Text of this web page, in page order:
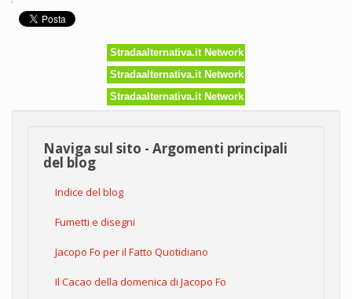
Stradaalternativa.it Network
Stradaalternativa.it Network
Stradaalternativa.it Network
Naviga sul sito - Argomenti principali
del blog
Indice del blog
Fumetti e disegni
Jacopo Fo per il Fatto Quotidiano
Il Cacao della domenica di Jacopo Fo